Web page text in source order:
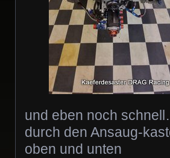
und eben noch
durch den Ansaug-
oben und unten